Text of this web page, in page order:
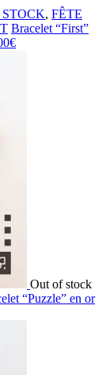
, FÊTE
Bracelet “First”
€
Out of stock
“Puzzle” en or